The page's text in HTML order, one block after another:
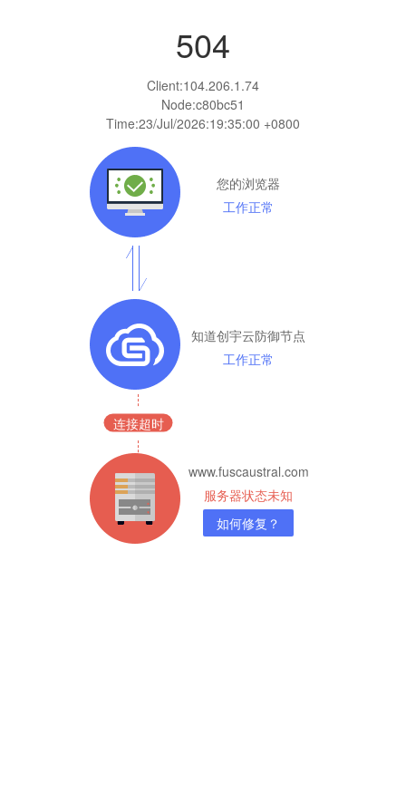
504
Client:104.206.1.74
Node:c80bc51
Time:23/Jul/2026:19:35:00 +0800
您的浏览器
工作正常
知道创宇云防御节点
工作正常
连接超时
www.fuscaustral.com
服务器状态未知
如何修复？